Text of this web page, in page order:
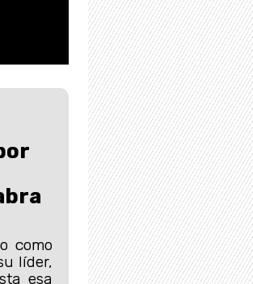
como
líder,
esa